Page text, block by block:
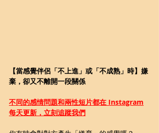
【當感覺伴侶「不上進」或「不成熟」時】嫌
棄，卻又不離開一段關係
不同的感情問題和兩性短片都在 Instagram
每天更新，立刻追蹤我們